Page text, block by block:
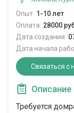
Опыт: 1-10 лет
Оплата: 28000
Дата создания:
Дата начала
Связаться с
Описание
Требуется